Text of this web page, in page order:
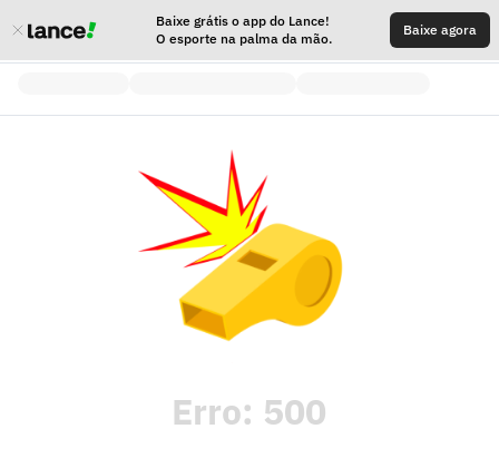
Baixe grátis o app do Lance!
O esporte na palma da mão.
Baixe agora
Erro: 500